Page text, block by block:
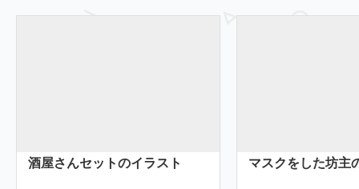
酒屋さんセットのイラスト マスクをした坊主